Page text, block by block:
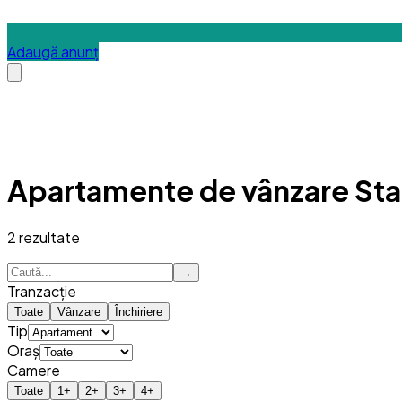
Adaugă anunț
Apartamente de vânzare
2rezultate
→
Tranzacție
Toate Vânzare Închiriere
Tip
Oraș
Camere
Toate 1 + 2+ 3+ 4+